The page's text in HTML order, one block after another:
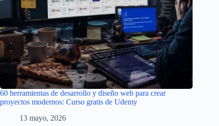
60 herramientas de desarrollo y diseño web para crear
proyectos modernos: Curso gratis de Udemy
13 mayo, 2026